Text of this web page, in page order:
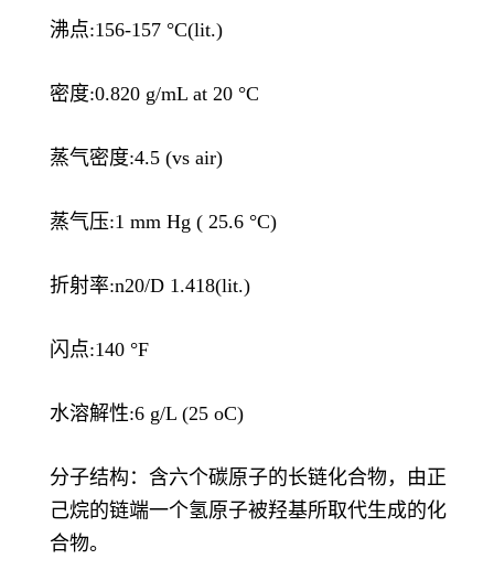
沸点:156-157 °C(lit.)
密度:0.820 g/mL at 20 °C
蒸气密度:4.5 (vs air)
蒸气压:1 mm Hg ( 25.6 °C)
折射率:n20/D 1.418(lit.)
闪点:140 °F
水溶解性:6 g/L (25 oC)
分子结构：含六个碳原子的长链化合物，由正
己烷的链端一个氢原子被羟基所取代生成的化
合物。